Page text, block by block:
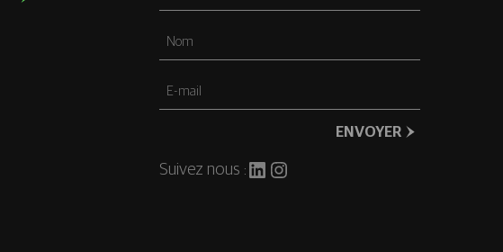
Nom
E-
mail
ENVOYER
LinkedIn
Instagram